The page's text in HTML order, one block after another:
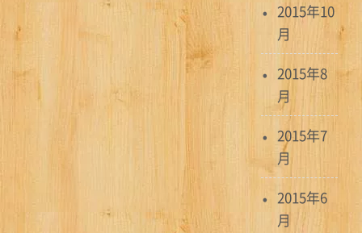
2015年10
月
2015年8
月
2015年7
月
2015年6
月